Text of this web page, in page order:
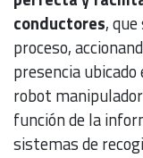
conductores,
proceso,
presencia
robot
función de la
sistemas de